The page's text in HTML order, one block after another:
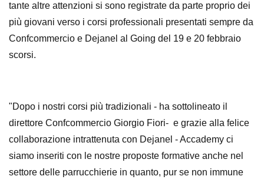
tante altre attenzioni si sono registrate da parte proprio dei
più giovani verso i corsi professionali presentati sempre da
Confcommercio e Dejanel al Going del 19 e 20 febbraio
scorsi.
"Dopo i nostri corsi più tradizionali - ha sottolineato il
direttore Confcommercio Giorgio Fiori- e grazie alla felice
collaborazione intrattenuta con Dejanel - Accademy ci
siamo inseriti con le nostre proposte formative anche nel
settore delle parrucchierie in quanto, pur se non immune